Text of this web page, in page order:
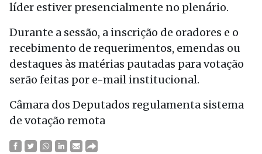
líder estiver presencialmente no plenário.
Durante a sessão, a inscrição de oradores e o
recebimento de requerimentos, emendas ou
destaques às matérias pautadas para votação
serão feitas por e-mail institucional.
Câmara dos Deputados regulamenta sistema
de votação remota